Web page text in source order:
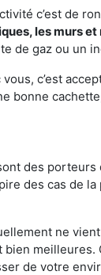
c’est de
les murs
de gaz ou un
c’est
bonne
des
des cas de
ne
de votre